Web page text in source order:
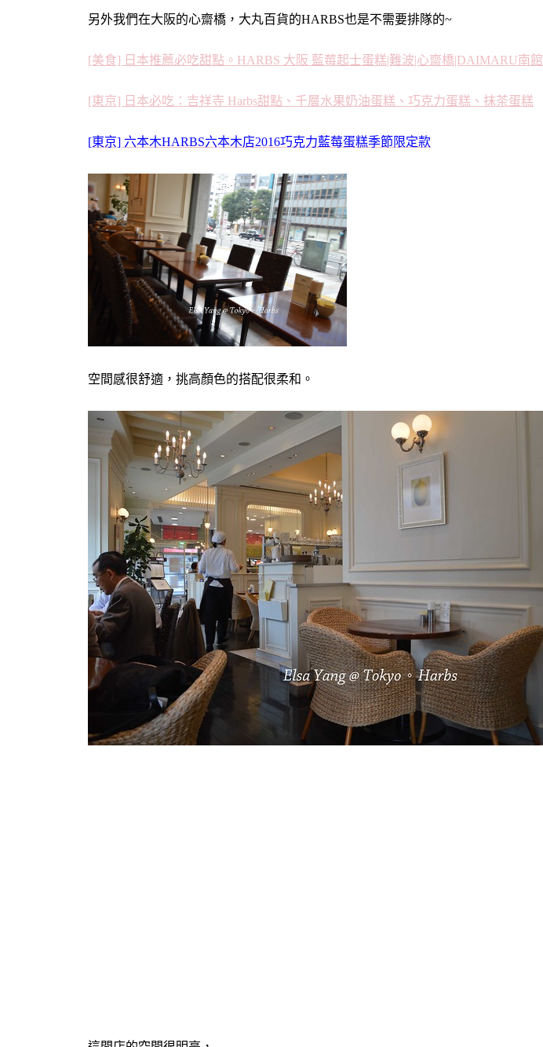
另外我們在大阪的心齋橋，大丸百貨的HARBS也是不需要排隊的~
[美食] 日本推薦必吃甜點。HARBS 大阪 藍莓起士蛋糕|難波|心齋橋|DAIMARU南館
[東京] 日本必吃：吉祥寺 Harbs甜點、千層水果奶油蛋糕、巧克力蛋糕、抹茶蛋糕
[東京] 六本木HARBS六本木店2016巧克力藍莓蛋糕季節限定款
空間感很舒適，挑高顏色的搭配很柔和。